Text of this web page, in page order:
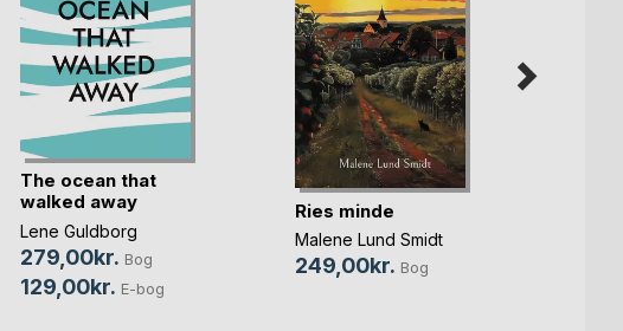
The ocean that
walked away
Lene Guldborg
279,00kr. Bog
129,00kr. E-bog
Ries minde
Malene Lund Smidt
249,00kr. Bog